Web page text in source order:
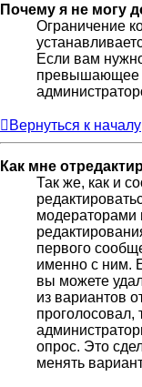
Почему я не могу
Ограничение
Если вам
превышающее
Вернуться к началу
Как мне
Так же, как и
модераторами
первого
именно с ним.
вы можете
из вариантов
проголосовал,
опрос. Это
менять